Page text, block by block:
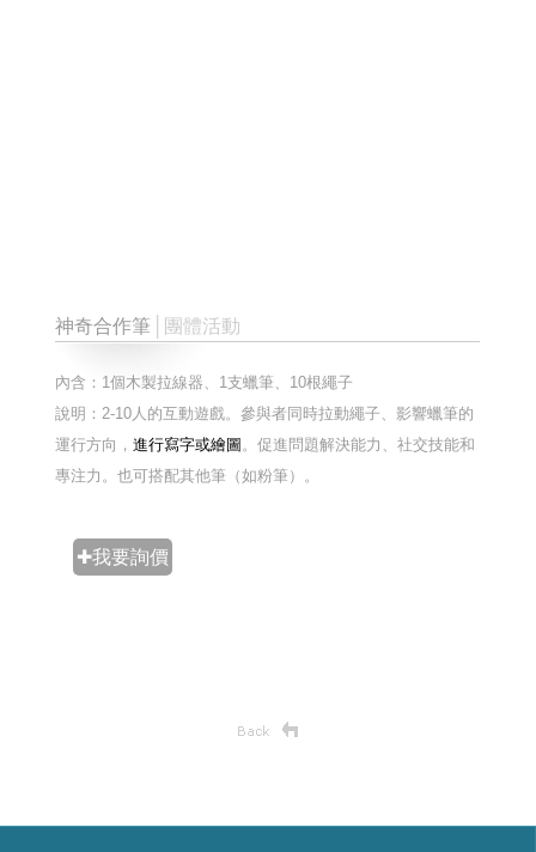
神奇合作筆 │團體活動
內含：1個木製拉線器、1支蠟筆、10根繩子
說明：2-10人的互動遊戲。參與者同時拉動繩子、影響蠟筆的
運行方向， 進行寫字或繪圖 。 促進問題解決能力、社交技能和
專注力。 也可搭配其他筆（如粉筆）。
✚我要詢價